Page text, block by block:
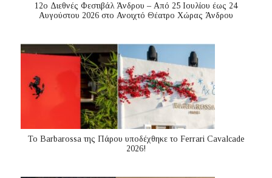
12ο Διεθνές Φεστιβάλ Άνδρου – Από 25 Ιουλίου έως 24
Αυγούστου 2026 στο Ανοιχτό Θέατρο Χώρας Άνδρου
Το Barbarossa της Πάρου υποδέχθηκε το Ferrari Cavalcade
2026!